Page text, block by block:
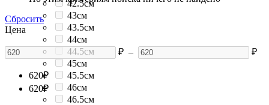
42.5см
43см
43.5см
44см
44.5см
45см
45.5см
46см
46.5см
Сбросить
Цена
₽ – ₽
620₽
620₽